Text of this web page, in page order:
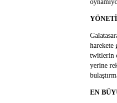
harekete
twitlerin
yerine
EN